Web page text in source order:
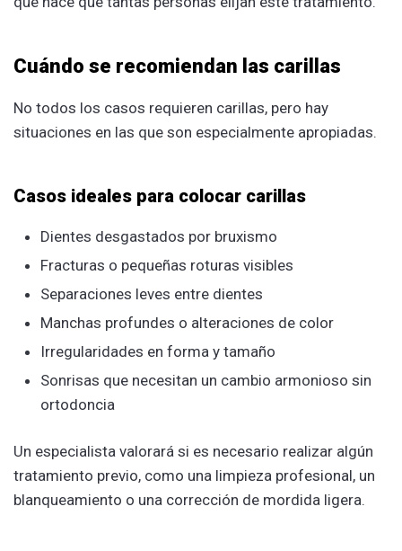
Cuándo se recomiendan las carillas
No todos los casos requieren carillas, pero hay
situaciones en las que son especialmente apropiadas.
Casos ideales para colocar carillas
Dientes desgastados por bruxismo
Fracturas o pequeñas roturas visibles
Separaciones leves entre dientes
Manchas profundes o alteraciones de color
Irregularidades en forma y tamaño
Sonrisas que necesitan un cambio armonioso sin
ortodoncia
Un especialista valorará si es necesario realizar algún
tratamiento previo, como una limpieza profesional, un
blanqueamiento o una corrección de mordida ligera.